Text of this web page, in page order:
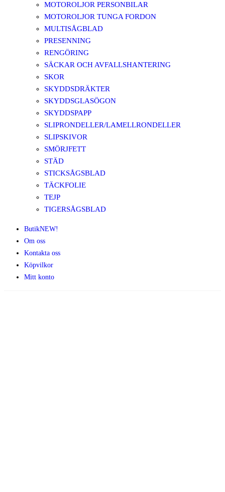
MOTOROLJOR PERSONBILAR
MOTOROLJOR TUNGA FORDON
MULTISÅGBLAD
PRESENNING
RENGÖRING
SÄCKAR OCH AVFALLSHANTERING
SKOR
SKYDDSDRÄKTER
SKYDDSGLASÖGON
SKYDDSPAPP
SLIPRONDELLER/LAMELLRONDELLER
SLIPSKIVOR
SMÖRJFETT
STÄD
STICKSÅGSBLAD
TÄCKFOLIE
TEJP
TIGERSÅGSBLAD
ButikNEW!
Om oss
Kontakta oss
Köpvilkor
Mitt konto